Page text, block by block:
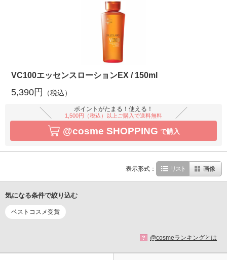
VC100エッセンスローションEX / 150ml
5,390円 （税込）
ポイントがたまる！使える！
1,500円（税込）以上ご購入で送料無料
@cosme SHOPPING で購入
表示形式： リスト 画像
気になる条件で絞り込む
ベストコスメ受賞
? @cosmeランキングとは